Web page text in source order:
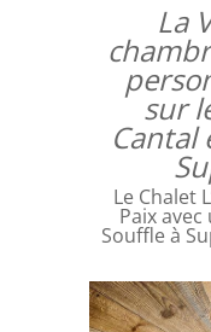
La
sur
Cantal
Le Chalet
Paix
Souffle à